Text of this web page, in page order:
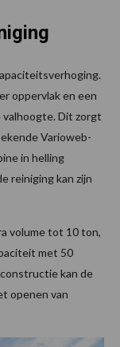
oppervlak en een
Dit zorgt
Varioweb-
in helling
reiniging kan zijn
volume tot 10 ton,
met 50
kan de
openen van